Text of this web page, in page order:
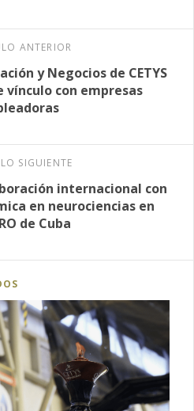
ANTERIOR
y Negocios de CETYS
con empresas
SIGUIENTE
internacional con
en neurociencias en
de Cuba